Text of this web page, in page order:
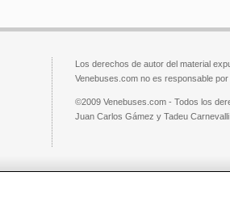
Los derechos de autor del material
Venebuses.com no es responsable
©2009 Venebuses.com - Todos los
Juan Carlos Gámez y Tadeu Carnevalli